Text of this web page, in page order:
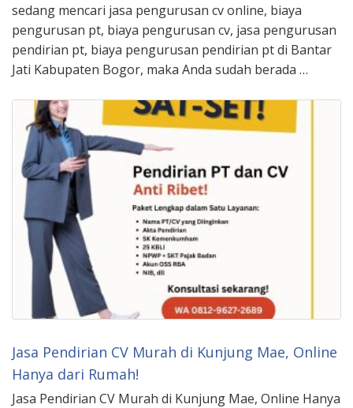
sedang mencari jasa pengurusan cv online, biaya
pengurusan pt, biaya pengurusan cv, jasa pengurusan
pendirian pt, biaya pengurusan pendirian pt di Bantar
Jati Kabupaten Bogor, maka Anda sudah berada …
Jasa Pendirian CV Murah di Kunjung Mae, Online
Hanya dari Rumah!
Jasa Pendirian CV Murah di Kunjung Mae, Online Hanya